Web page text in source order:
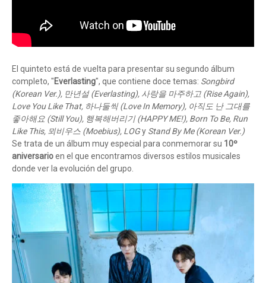
El quinteto está de vuelta para presentar su segundo álbum
completo, "Everlasting", que contiene doce temas: Songbird
(Korean Ver.), 만년설 (Everlasting), 사랑을 마주하고 (Rise Again),
Love You Like That, 하나둘씩 (Love In Memory), 아직도 난 그대를
좋아해요 (Still You), 행복해버리기 (HAPPY ME!), Born To Be, Run
Like This, 뫼비우스 (Moebius), LOGy Stand By Me (Korean Ver.)
Se trata de un álbum muy especial para conmemorar su 10º
aniversarioen el que encontramos diversos estilos musicales
donde ver la evolución del grupo.